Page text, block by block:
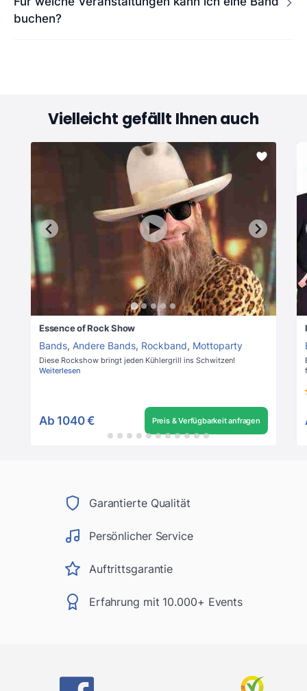
buchen?
Vielleicht gefällt Ihnen auch
Essence of Rock Show
Bands, Andere Bands, Rockband, Mottoparty
Diese Rockshow bringt jeden Kühlergrill ins Schwitzen!
Weiterlesen
Ab 1040 € Preis & Verfügbarkeit anfragen
Garantierte Qualität
Persönlicher Service
Auftrittsgarantie
Erfahrung mit 10.000+ Events